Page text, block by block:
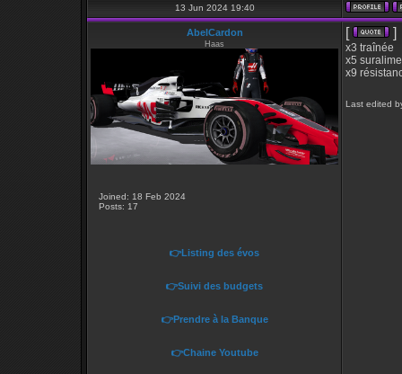
13 Jun 2024 19:40
AbelCardon
Haas
Joined: 18 Feb 2024
Posts: 17
👉Listing des évos
👉Suivi des budgets
👉Prendre à la Banque
👉Chaine Youtube
[ ]
x3 traînée
x5
x9
Last edited